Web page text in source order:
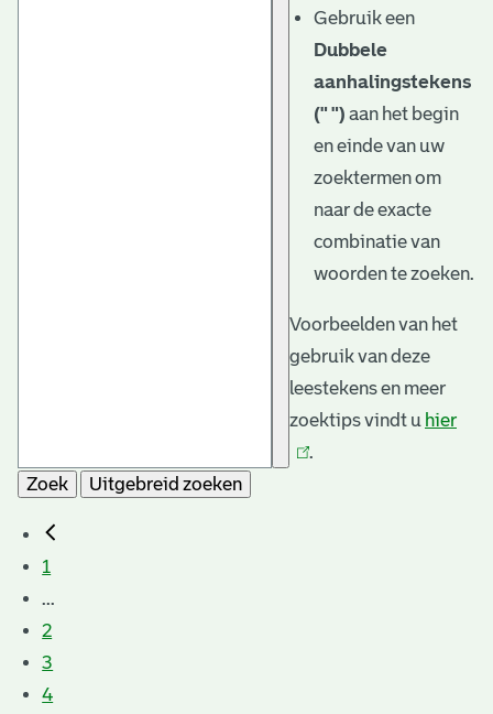
Gebruik een
Dubbele
aanhalingstekens
(" ") aan het begin
en einde van uw
zoektermen om
naar de exacte
combinatie van
woorden te zoeken.
Voorbeelden van het
gebruik van deze
leestekens en meer
zoektips vindt u hier
.
Zoek
Uitgebreid zoeken
1
...
2
3
4